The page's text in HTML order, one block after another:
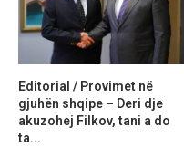
Editorial / Provimet në
gjuhën shqipe – Deri dje
akuzohej Filkov, tani a do
ta...